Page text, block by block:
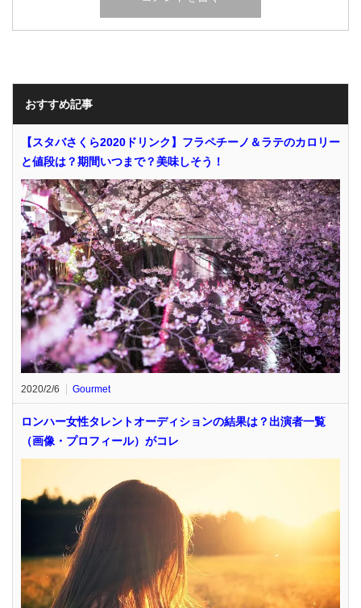
おすすめ記事
【スタバさくら2020ドリンク】フラペチーノ＆ラテのカロリー
と値段は？期間いつまで？美味しそう！
2020/2/6 Gourmet
ロンハー女性タレントオーディションの結果は？出演者一覧
（画像・プロフィール）がコレ